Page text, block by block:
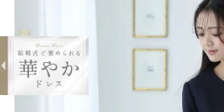
クラシカルワンピーススーツセット(2
点セット)
¥16,300